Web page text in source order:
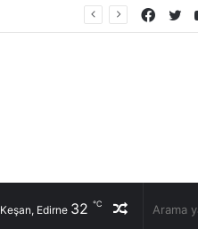
Rastgele
Keşan, Edirne 32 ℃